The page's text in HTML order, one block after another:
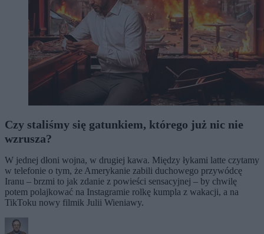
Czy staliśmy się gatunkiem, którego już nic nie
wzrusza?
W jednej dłoni wojna, w drugiej kawa. Między łykami latte czytamy
w telefonie o tym, że Amerykanie zabili duchowego przywódcę
Iranu – brzmi to jak zdanie z powieści sensacyjnej – by chwilę
potem polajkować na Instagramie rolkę kumpla z wakacji, a na
TikToku nowy filmik Julii Wieniawy.